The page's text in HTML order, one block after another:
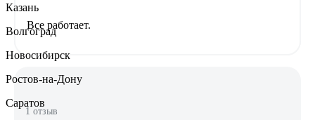
Все работает.
1 отзыв
Казань
Волгоград
Новосибирск
Ростов-на-Дону
Саратов